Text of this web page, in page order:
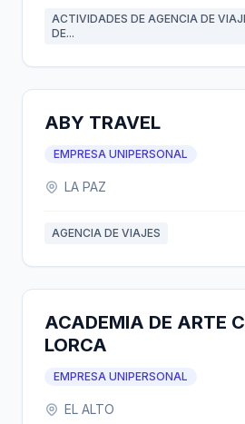
ACTIVIDADES DE AGENCIA DE
DE...
ABY TRAVEL
EMPRESA UNIPERSONAL
LA PAZ
AGENCIA DE VIAJES
ACADEMIA DE ARTE
LORCA
EMPRESA UNIPERSONAL
EL ALTO